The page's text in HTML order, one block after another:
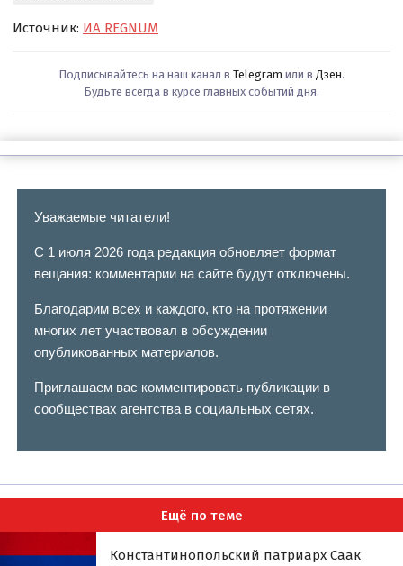
Источник: ИА REGNUM
Подписывайтесь на наш канал в Telegram или в Дзен.
Будьте всегда в курсе главных событий дня.
Уважаемые читатели!
С 1 июля 2026 года редакция обновляет формат
вещания: комментарии на сайте будут отключены.
Благодарим всех и каждого, кто на протяжении
многих лет участвовал в обсуждении
опубликованных материалов.
Приглашаем вас комментировать публикации в
сообществах агентства в социальных сетях.
Ещё по теме
Константинопольский патриарх Саак